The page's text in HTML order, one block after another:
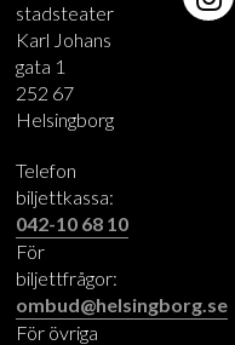
stadsteater
Karl Johans
gata 1
252 67
Helsingborg
Telefon
biljettkassa:
042-10 68 10
För
biljettfrågor:
ombud@helsingborg.se
För övriga